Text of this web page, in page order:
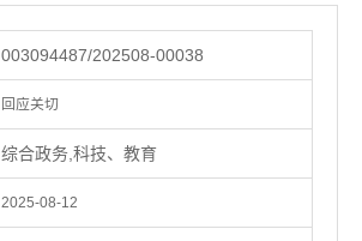
003094487/202508-00038
回应关切
综合政务,科技、教育
2025-08-12